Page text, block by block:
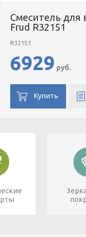
Смеситель для
Frud R32151
R32151
6929 руб.
Купить